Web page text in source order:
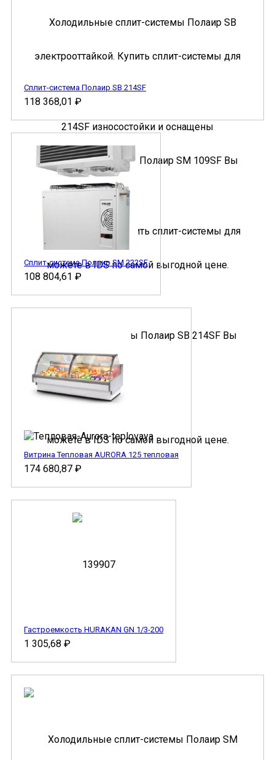
Сплит-система Полаир SB 214SF
118 368,01 ₽
Сплит-система Полаир SM 222SF
108 804,61 ₽
Витрина Тепловая AURORA 125 тепловая
174 680,87 ₽
Гастроемкость HURAKAN GN 1/3-200
1 305,68 ₽